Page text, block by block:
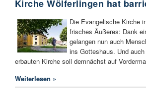
Kirche Wölferlingen hat
Die Evangelische Kirche
frisches Äußeres: Dank
gelangen nun auch
ins Gotteshaus. Und
erbauten Kirche soll demnächst auf
Weiterlesen »